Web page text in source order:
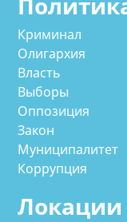
Криминал
Олигархия
Власть
Выборы
Оппозиция
Закон
Муниципалитет
Коррупция
Локации